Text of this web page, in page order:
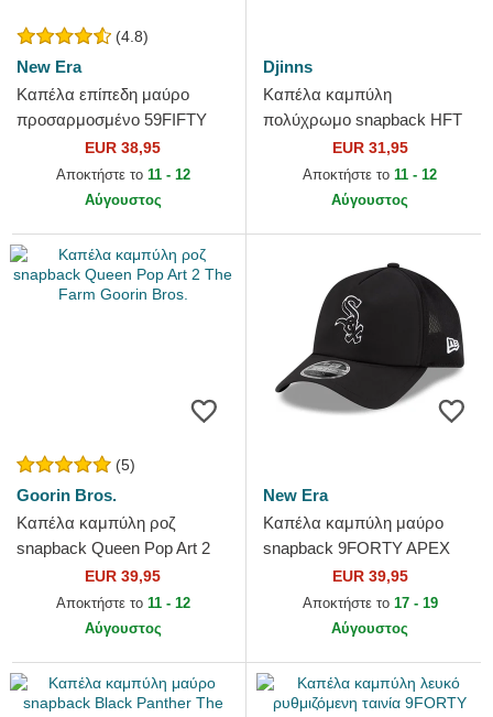
(4.8)
New Era
Καπέλα επίπεδη μαύρο
προσαρμοσμένο 59FIFTY
Black on Black από New
York Yankees MLB από New
EUR 38,95
Αποκτήστε το 11 - 12
Αύγουστος
Djinns
Καπέλα καμπύλη
πολύχρωμο snapback HFT
DNC Flamingo από Djinns
EUR 31,95
Αποκτήστε το 11 - 12
Αύγουστος
(5)
Goorin Bros.
Καπέλα καμπύλη ροζ
snapback Queen Pop Art 2
The Farm Goorin Bros.
EUR 39,95
Αποκτήστε το 11 - 12
Αύγουστος
New Era
Καπέλα καμπύλη μαύρο
snapback 9FORTY APEX
Batting Practice από Chicago
White Sox MLB από New Era
EUR 39,95
Αποκτήστε το 17 - 19
Αύγουστος